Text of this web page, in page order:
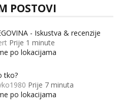
POSTOVI
- Iskustva & recenzije
Prije 1 minute
po lokacijama
tko?
Prije 7 minuta
po lokacijama